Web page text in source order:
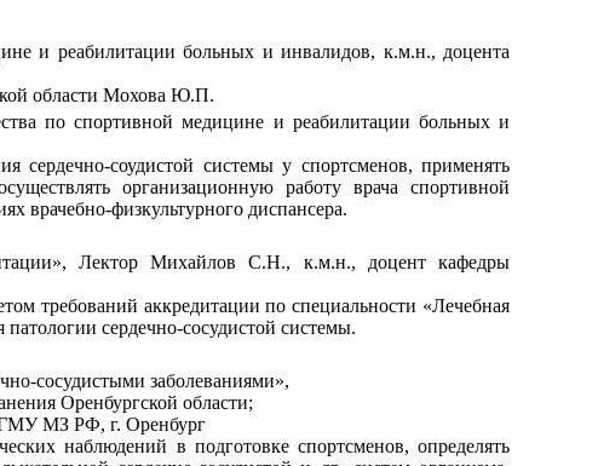
и реабилитации больных и инвалидов, к.м.н., доцента
области Мохова Ю.П.
по спортивной медицине и реабилитации больных и
сердечно-соудистой системы у спортсменов, применять
организационную работу врача спортивной
врачебно-физкультурного диспансера.
Лектор Михайлов С.Н., к.м.н., доцент кафедры
требований аккредитации по специальности «Лечебная
сердечно-сосудистой системы.
сосудистыми заболеваниями»,
Оренбургской области;
МЗ РФ, г. Оренбург
наблюдений в подготовке спортсменов, определять